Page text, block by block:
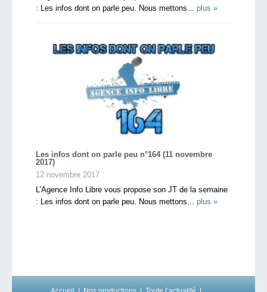
: Les infos dont on parle peu. Nous mettons... plus »
Les infos dont on parle peu n°164 (11 novembre
2017)
12 novembre 2017
L’Agence Info Libre vous propose son JT de la semaine
: Les infos dont on parle peu. Nous mettons... plus »